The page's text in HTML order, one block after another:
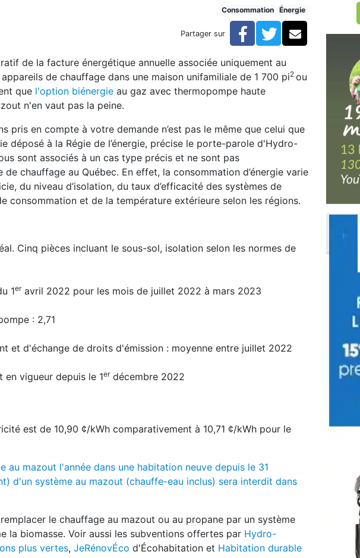
Consommation Énergie
Partager sur Facebook
TwitterCourriel
de la facture énergétique annuelle associée uniquement au
de chauffage dans une maison unifamiliale de 1 700 pi2 ou
que l'option biénergie au gaz avec thermopompe haute
n'en vaut pas la peine.
pris en compte à votre demande n’est pas le même que celui que
déposé à la Régie de l’énergie, précise le porte-parole d'Hydro-
sont associés à un cas type précis et ne sont pas
chauffage au Québec. En effet, la consommation d’énergie varie
du niveau d’isolation, du taux d’efficacité des systèmes de
consommation et de la température extérieure selon les régions.
Cinq pièces incluant le sous-sol, isolation selon les normes de
1eravril 2022 pour les mois de juillet 2022 à mars 2023
: 2,71
et d'échange de droits d'émission : moyenne entre juillet 2022
vigueur depuis le 1erdécembre 2022
est de 10,90 ¢/kWh comparativement à 10,71 ¢/kWh pour le
mazout l'année dans une habitation neuve depuis le 31
d'un système au mazout (chauffe-eau inclus) sera interdit dans
le chauffage au mazout ou au propane par un système
la biomasse. Voir aussi les subventions offertes par Hydro-
plus vertes, JeRénovÉco d'Écohabitation et Habitation durable